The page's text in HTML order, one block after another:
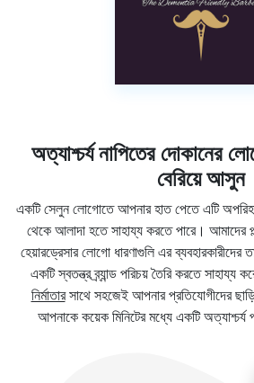
অত্যাশ্চর্য নাপিতের দোকানের
বেরিয়ে আসুন
একটি সেলুন লোগোতে আপনার হাত পেতে এটি
থেকে আলাদা হতে সাহায্য করতে পারে। আমাদের
হেয়ারড্রেসার লোগো ধারণাগুলি এর ব্যবহারকারীদের
একটি স্বতন্ত্র ব্র্যান্ড পরিচয় তৈরি করতে
নির্মাতারসাথে সহজেই আপনার প্রতিযোগীদের
আপনাকে কয়েক মিনিটের মধ্যে একটি অত্যাশ্চর্য